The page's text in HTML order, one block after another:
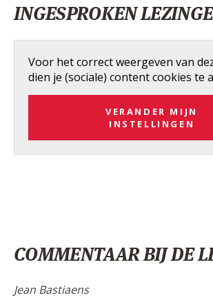
INGESPROKEN
Voor het correct weergeven van
dien je (sociale) content cookies te
VERANDER MIJN
INSTELLINGEN
COMMENTAAR BIJ DE
Jean Bastiaens